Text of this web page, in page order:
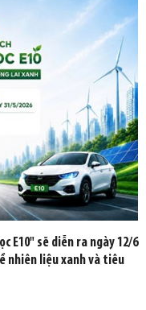
E10" sẽ diễn ra ngày 12/6
nhiên liệu xanh và tiêu